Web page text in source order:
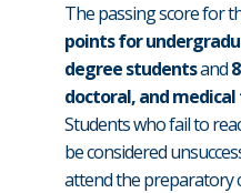
The passing score for
points for
degree studentsand
doctoral, and
Students who fail to
be considered
attend the preparatory